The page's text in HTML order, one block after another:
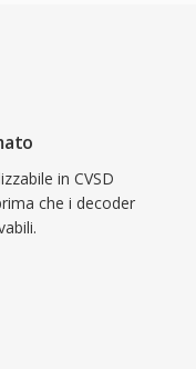
in CVSD
che i decoder